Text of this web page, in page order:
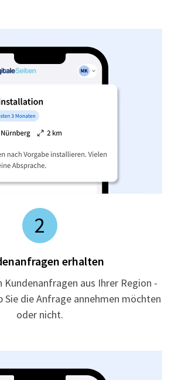
2
erhalten
Kundenanfragen aus Ihrer Region -
Sie die Anfrage annehmen möchten
oder nicht.